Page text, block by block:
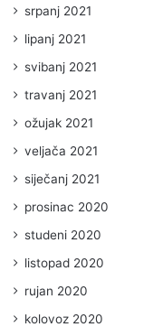
srpanj 2021
lipanj 2021
svibanj 2021
travanj 2021
ožujak 2021
veljača 2021
siječanj 2021
prosinac 2020
studeni 2020
listopad 2020
rujan 2020
kolovoz 2020